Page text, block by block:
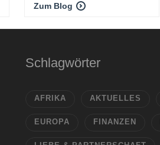
Zum Blog
Schlagwörter
AFRIKA AKTUELLES
EUROPA FINANZEN